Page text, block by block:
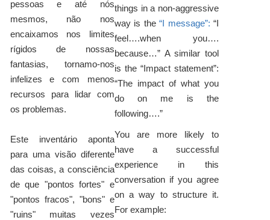
pessoas e até nós
mesmos, não nos
encaixamos nos limites
rígidos de nossas
fantasias, tornamo-nos
infelizes e com menos
recursos para lidar com
os problemas.
Este inventário aponta
para uma visão diferente
das coisas, a consciência
de que "pontos fortes" e
"pontos fracos", "bons" e
"ruins" muitas vezes
things in a non-aggressive
way is the“I message”: “I
feel….when you….
because…” A similar tool
is the “Impact statement”:
“The impact of what you
do on me is the
following….”
You are more likely to
have a successful
experience in this
conversation if you agree
on a way to structure it.
For example: